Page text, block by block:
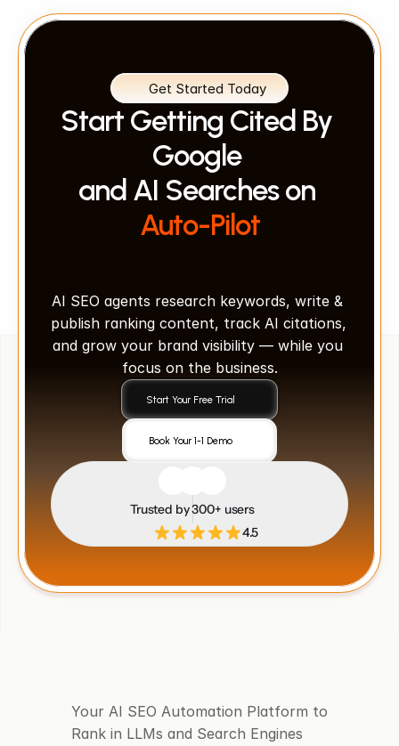
Get Started Today
Start Getting Cited By
Google
and AI Searches on
Auto-Pilot
AI SEO agents research keywords, write &
publish ranking content, track AI citations,
and grow your brand visibility — while you
focus on the business.
Start Your Free Trial
Book Your 1-1 Demo
Trusted by 300+ users
4.5
Your AI SEO Automation Platform to
Rank in LLMs and Search Engines